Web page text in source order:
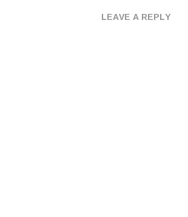
LEAVE A REPLY